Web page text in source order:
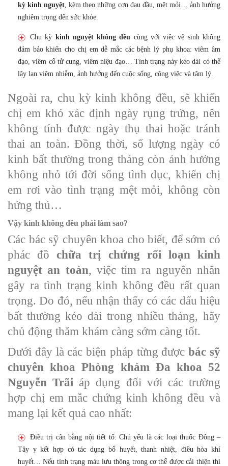
kỳ kinh nguyệt , kèm theo những cơn đau đầu, mệt mỏi… ảnh hưởng
nghiêm trọng đến sức khỏe.
Chu kỳ kinh nguyệt không đều cùng với việc vệ sinh không
đảm bảo khiến cho chị em dễ mắc các bệnh lý phụ khoa: viêm âm
đạo, viêm cổ tử cung, viêm niệu đạo… Tình trạng này kéo dài có thể
lây lan viêm nhiễm, ảnh hưởng đến cuộc sống, công việc và tâm lý.
Ngoài ra, chu kỳ kinh không đều, sẽ khiến
chị em khó xác định ngày rụng trứng, nên
không tính được ngày thụ thai hoặc tránh
thai an toàn. Đồng thời, số lượng ngày có
kinh bất thường trong tháng còn ảnh hưởng
không nhỏ tới đời sống tình dục, khiến chị
em rơi vào tình trạng mệt mỏi, không còn
hứng thú…
Vậy kinh không đều phải làm sao?
Các bác sỹ chuyên khoa cho biết, để sớm có
phác đồchữa trị chứng rối loạn kinh
nguyệt an toàn, việc tìm ra nguyên nhân
gây ra tình trạng kinh không đều rất quan
trọng. Do đó, nếu nhận thấy có các dấu hiệu
bất thường kéo dài trong nhiều tháng, hãy
chủ động thăm khám càng sớm càng tốt.
Dưới đây là các biện pháp từng đượcbác sỹ
chuyên khoa Phòng khám Đa khoa 52
Nguyễn Trãi áp dụng đối với các trường
hợp chị em mắc chứng kinh không đều và
mang lại kết quả cao nhất:
Điều trị cân bằng nội tiết tố: Chủ yếu là các loại thuốc Đông –
Tây y kết hợp có tác dụng bổ huyết, thanh nhiệt, điều hòa khí
huyết… Nếu tình trạng máu lưu thông trong cơ thể được cải thiện thì